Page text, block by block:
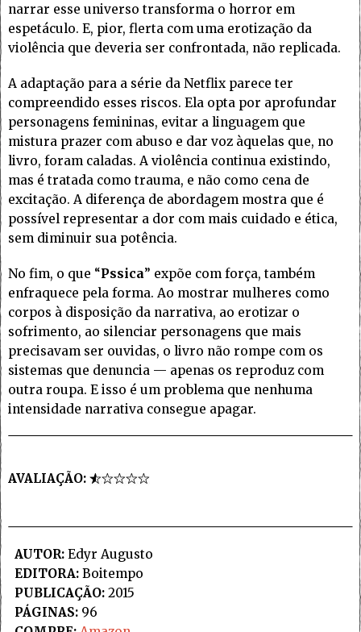
narrar esse universo transforma o horror em
espetáculo. E, pior, flerta com uma erotização da
violência que deveria ser confrontada, não replicada.
A adaptação para a série da Netflix parece ter
compreendido esses riscos. Ela opta por aprofundar
personagens femininas, evitar a linguagem que
mistura prazer com abuso e dar voz àquelas que, no
livro, foram caladas. A violência continua existindo,
mas é tratada como trauma, e não como cena de
excitação. A diferença de abordagem mostra que é
possível representar a dor com mais cuidado e ética,
sem diminuir sua potência.
No fim, o que “Pssica” expõe com força, também
enfraquece pela forma. Ao mostrar mulheres como
corpos à disposição da narrativa, ao erotizar o
sofrimento, ao silenciar personagens que mais
precisavam ser ouvidas, o livro não rompe com os
sistemas que denuncia — apenas os reproduz com
outra roupa. E isso é um problema que nenhuma
intensidade narrativa consegue apagar.
AVALIAÇÃO:
AUTOR:Edyr Augusto
EDITORA:Boitempo
PUBLICAÇÃO:2015
PÁGINAS:96